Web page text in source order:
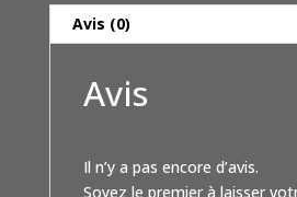
Avis (0)
Avis
Il n’y a pas encore d’avis.
Soyez le premier à laisser